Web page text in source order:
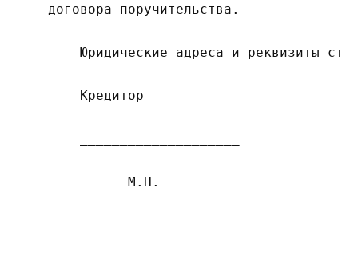
    договора поручительства.
Юридические адреса и реквизиты
Кредитор
М.П.